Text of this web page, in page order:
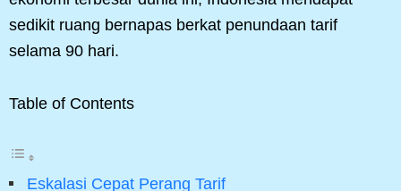
sedikit ruang bernapas berkat penundaan tarif
selama 90 hari.
Table of Contents
Eskalasi Cepat Perang Tarif